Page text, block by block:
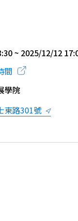
~ 2025/12/12
間
學院
東路301號